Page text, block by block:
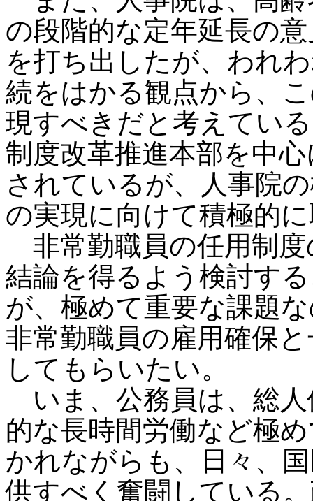
の段階的な定年延長の
を打ち出したが、われ
続をはかる観点から、
現すべきだと考えてい
制度改革推進本部を中
されているが、人事院
の実現に向けて積極的
非常勤職員の任用制
結論を得るよう検討す
が、極めて重要な課題
非常勤職員の雇用確保
してもらいたい。
いま、公務員は、総人
的な長時間労働など極
かれながらも、日々、
供すべく奮闘している